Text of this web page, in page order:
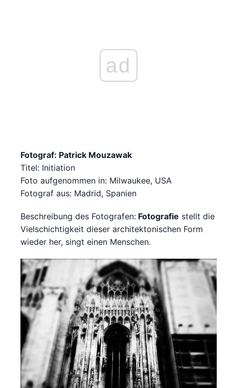
ad
Fotograf: Patrick Mouzawak
Titel: Initiation
Foto aufgenommen in: Milwaukee, USA
Fotograf aus: Madrid, Spanien
Beschreibung des Fotografen: Fotografie stellt die
Vielschichtigkeit dieser architektonischen Form
wieder her, singt einen Menschen.